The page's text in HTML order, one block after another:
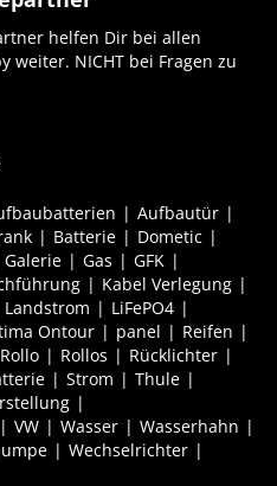
helfen Dir bei allen
weiter. NICHT bei Fragen zu
Aufbautür
Batterie
Dometic
Galerie Gas
GFK
Kabel Verlegung
Landstrom
LiFePO4
Ontour panel
Reifen
Rollo Rollos
Rücklichter
Strom
Thule
VW Wasser
Wasserhahn
Wechselrichter